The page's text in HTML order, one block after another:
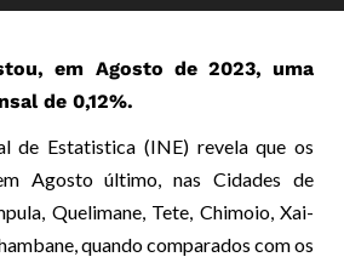
em Agosto de 2023, uma
de 0,12%.
de Estatistica (INE) revela que os
Agosto último, nas Cidades de
Quelimane, Tete, Chimoio, Xai-
quando comparados com os